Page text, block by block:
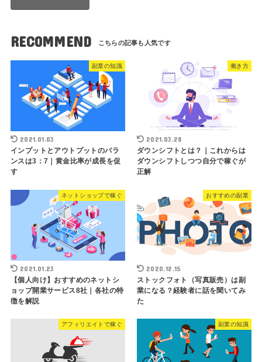
RECOMMEND
副業の知識
2021.01.03
インプットとアウトプットのバラ
ンスは3：7｜黄金比率が成長を促
す
働き方
2021.03.28
ダウンシフトとは？｜これからは
ダウンシフトしつつ自分で稼ぐが
正解
ネットショップで稼ぐ
2021.01.23
【個人向け】おすすめのネットシ
ョップ開業サービス8社｜各社の特
徴を解説
おすすめの副業
2020.12.15
ストックフォト（写真販売）は副
業になる？経験者に話を聞いてみ
た
アフィリエイトで稼ぐ 副業の知識